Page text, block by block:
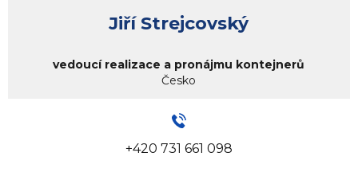
Jiří Strejcovský
vedoucí realizace a pronájmu kontejnerů
Česko
+420 731 661 098